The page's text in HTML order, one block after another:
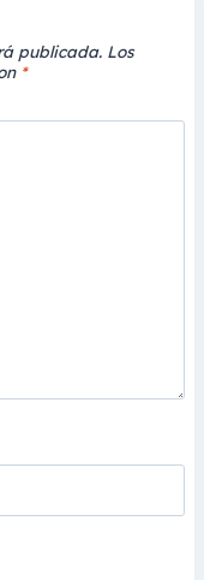
publicada. Los
*